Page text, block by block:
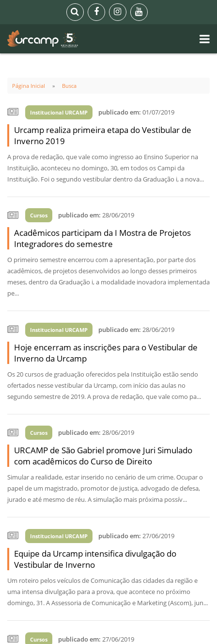
Página Inicial Busca
Institucional URCAMP publicado em: 01/07/2019
Urcamp realiza primeira etapa do Vestibular de
Inverno 2019
A prova de redação, que vale como ingresso ao Ensino Superior na
Instituição, aconteceu no domingo, 30, em todos os Campi da
Instituição. Foi o segundo vestibular dentro da Graduação i, a nova...
Cursos publicado em: 28/06/2019
Acadêmicos participam da I Mostra de Projetos
Integradores do semestre
O primeiro semestre encerrou com a apresentação, por parte dos
acadêmicos, de projetos desenvolvidos ao longo desses primeiros
meses, dentro da Graduação i, a modalidade inovadora implementada
pe...
Institucional URCAMP publicado em: 28/06/2019
Hoje encerram as inscrições para o Vestibular de
Inverno da Urcamp
Os 20 cursos de graduação oferecidos pela Instituição estão sendo
ofertados nesse vestibular da Urcamp, com início das aulas no
segundo semestre de 2019. A prova de redação, que vale como pa...
Cursos publicado em: 28/06/2019
URCAMP de São Gabriel promove Juri Simulado
com acadêmicos do Curso de Direito
Simular a realidade, estar inserido no cenário de um crime. Ocupar o
papel de um magistrado, promotor de justiça, advogado de defesa,
jurado e até mesmo de réu. A simulação mais próxima possív...
Institucional URCAMP publicado em: 27/06/2019
Equipe da Urcamp intensifica divulgação do
Vestibular de Inverno
Um roteiro pelos veículos de Comunicação das cidades da região e
uma intensa divulgação para a prova, que acontece no próximo
domingo, 31. A Assessoria de Comunicação e Marketing (Ascom), jun...
Cursos publicado em: 27/06/2019